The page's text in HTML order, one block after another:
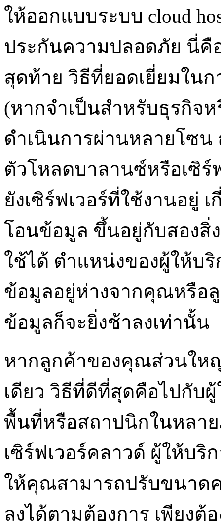
ให้ออกแบบระบบ cloud
ประกันความปลอดภัย นี่คื
สุดท้าย วิธีที่ยอดเยี่ยมใน
(หากจำเป็นสำหรับธุรกิจ
ดำเนินการผ่านหลายโซน
ตัวโหลดบาลานซ์หรือเซิร์
ยังเซิร์ฟเวอร์ที่ใช้งานอยู่
โอนข้อมูล ขึ้นอยู่กับสองสิ่
ใช้ได้ ตำแหน่งของผู้ให้บ
ข้อมูลอยู่ห่างจากคุณหรือ
ข้อมูลก็จะยิ่งช้าลงเท่านั้น
หากลูกค้าของคุณส่วนให
เดียว วิธีที่ดีที่สุดคือไปกับ
พื้นที่หรือสถาปนิกในหลาย
เซิร์ฟเวอร์คลาวด์ ผู้ให้บริ
ให้คุณสามารถปรับขนาด
ลงได้ตามต้องการ เพียงต้